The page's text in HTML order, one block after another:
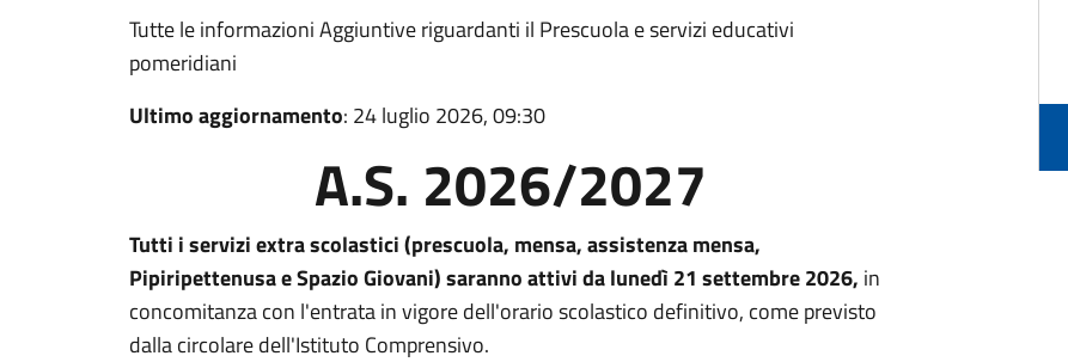
Tutte le informazioni Aggiuntive riguardanti il Prescuola e servizi educativi
pomeridiani
Ultimo aggiornamento: 24 luglio 2026, 09:30
A.S. 2026/2027
Tutti i servizi extra scolastici (prescuola, mensa, assistenza mensa,
Pipiripettenusa e Spazio Giovani) saranno attivi da lunedì 21 settembre 2026, in
concomitanza con l'entrata in vigore dell'orario scolastico definitivo, come previsto
dalla circolare dell'Istituto Comprensivo.